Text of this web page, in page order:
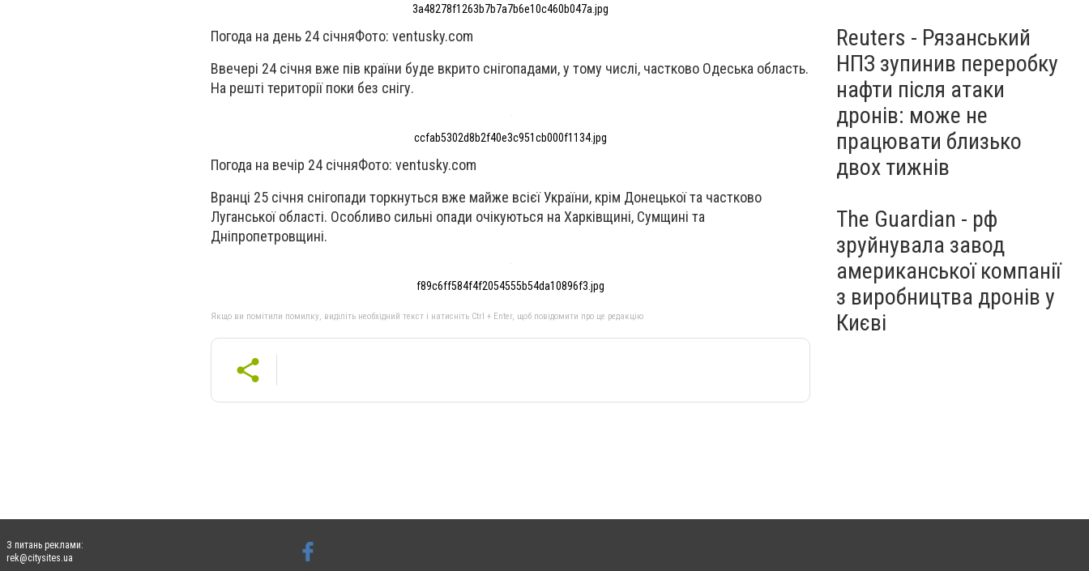
3a48278f1263b7b7a7b6e10c460b047a.jpg
Погода на день 24 січняФото: ventusky.com
Ввечері 24 січня вже пів країни буде вкрито снігопадами, у тому числі, частково Одеська область.
На решті території поки без снігу.
ccfab5302d8b2f40e3c951cb000f1134.jpg
Погода на вечір 24 січняФото: ventusky.com
Вранці 25 січня снігопади торкнуться вже майже всієї України, крім Донецької та частково
Луганської області. Особливо сильні опади очікуються на Харківщині, Сумщині та
Дніпропетровщині.
f89c6ff584f4f2054555b54da10896f3.jpg
Якщо ви помітили помилку, виділіть необхідний текст і натисніть Ctrl + Enter, щоб повідомити про це редакцію
Reuters - Рязанський
НПЗ зупинив переробку
нафти після атаки
дронів: може не
працювати близько
двох тижнів
The Guardian - рф
зруйнувала завод
американської компанії
з виробництва дронів у
Києві
З питань реклами:
rek@citysites.ua